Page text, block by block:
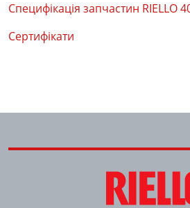
Специфікація запчастин RIELLO
Сертифікати